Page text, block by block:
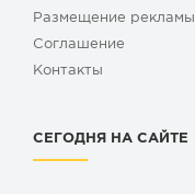
Размещение рекламы
Cоглашение
Контакты
СЕГОДНЯ НА САЙТЕ